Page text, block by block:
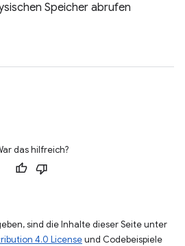
Speicher abrufen
das hilfreich?
sind die Inhalte dieser Seite unter
4.0 Licenseund Codebeispiele